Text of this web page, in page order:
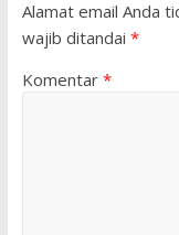
Alamat email Anda
wajib ditandai *
Komentar *